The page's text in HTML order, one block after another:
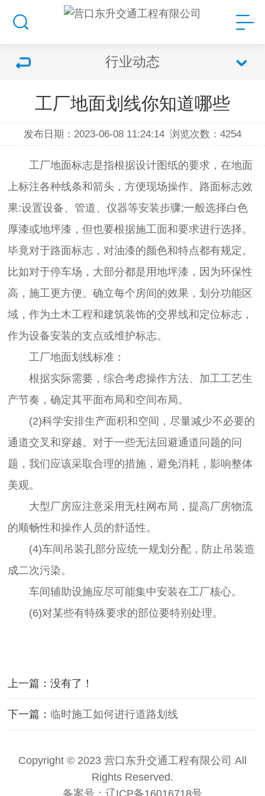
行业动态
工厂地面划线你知道哪些
发布日期：2023-06-08 11:24:14 浏览次数： 4254
工厂地面标志是指根据设计图纸的要求，在地面
上标注各种线条和箭头，方便现场操作。路面标志效
果:设置设备、管道、仪器等安装步骤;一般选择白色
厚漆或地坪漆，但也要根据施工面和要求进行选择。
毕竟对于路面标志，对油漆的颜色和特点都有规定。
比如对于停车场，大部分都是用地坪漆，因为环保性
高，施工更方便。确立每个房间的效果，划分功能区
域，作为土木工程和建筑装饰的交界线和定位标志，
作为设备安装的支点或维护标志。
工厂地面划线标准：
根据实际需要，综合考虑操作方法、加工工艺生
产节奏，确定其平面布局和空间布局。
(2)科学安排生产面积和空间，尽量减少不必要的
通道交叉和穿越。对于一些无法回避通道问题的问
题，我们应该采取合理的措施，避免消耗，影响整体
美观。
大型厂房应注意采用无柱网布局，提高厂房物流
的顺畅性和操作人员的舒适性。
(4)车间吊装孔部分应统一规划分配，防止吊装造
成二次污染。
车间辅助设施应尽可能集中安装在工厂核心。
(6)对某些有特殊要求的部位要特别处理。
上一篇：没有了！
下一篇： 临时施工如何进行道路划线
Copyright © 2023 营口东升交通工程有限公司 All
Rights Reserved.
备案号： 辽ICP备16016718号